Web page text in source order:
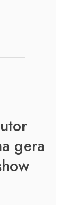
gera